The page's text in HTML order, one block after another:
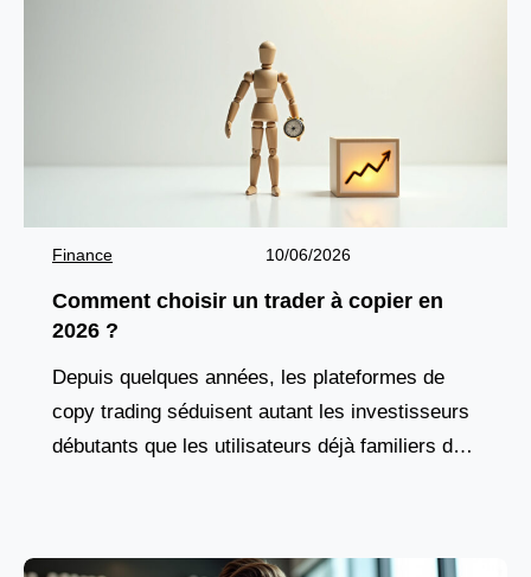
Finance 10/06/2026
Comment choisir un trader à copier en
2026 ?
Depuis quelques années, les plateformes de
copy trading séduisent autant les investisseurs
débutants que les utilisateurs déjà familiers des